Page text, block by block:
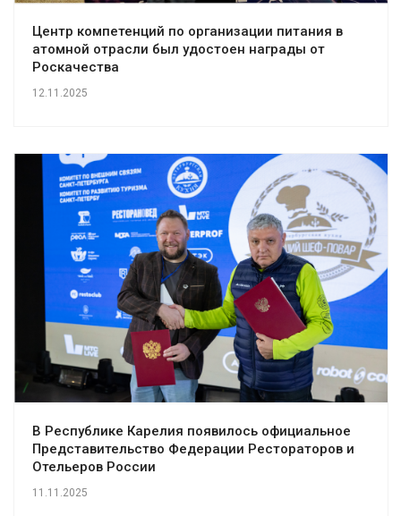
Центр компетенций по организации питания в
атомной отрасли был удостоен награды от
Роскачества
12.11.2025
В Республике Карелия появилось официальное
Представительство Федерации Рестораторов и
Отельеров России
11.11.2025